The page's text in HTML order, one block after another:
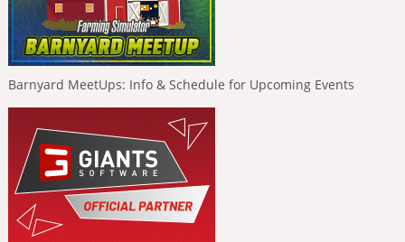
Barnyard MeetUps: Info & Schedule for Upcoming Events